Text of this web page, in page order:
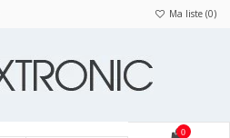
Ma liste (0)
0